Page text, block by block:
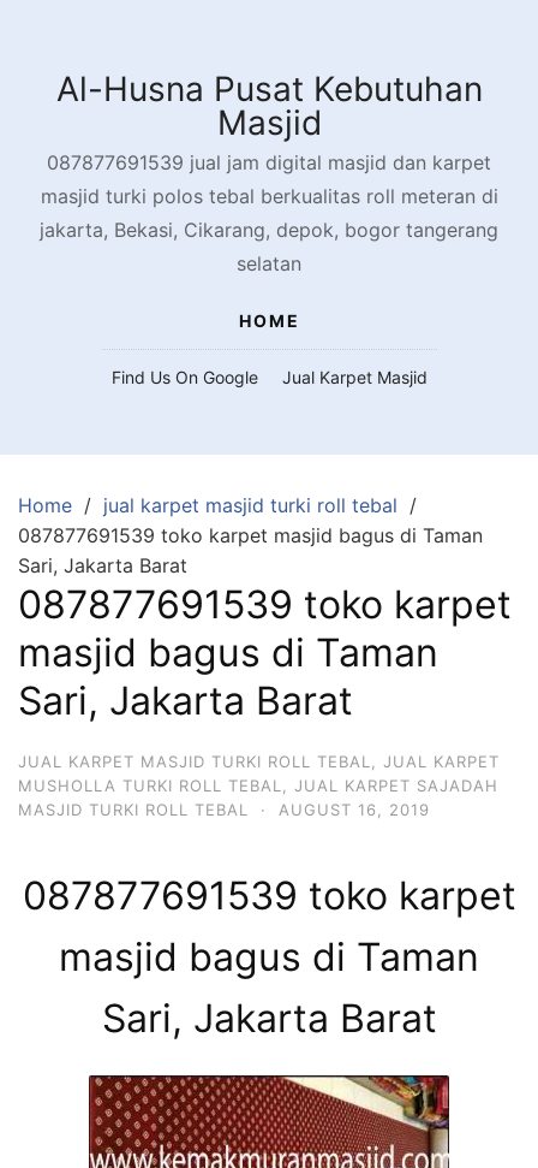
contentAl-Husna Pusat Kebutuhan
Masjid
087877691539 jual jam digital masjid dan karpet
masjid turki polos tebal berkualitas roll meteran di
jakarta, Bekasi, Cikarang, depok, bogor tangerang
selatan
HOME
Find Us On Google Jual Karpet Masjid
Home
jual karpet masjid turki roll tebal
087877691539 toko karpet masjid bagus di Taman
Sari, Jakarta Barat
087877691539 toko karpet
masjid bagus di Taman
Sari, Jakarta Barat
JUAL KARPET MASJID TURKI ROLL TEBAL
JUAL KARPET
MUSHOLLA TURKI ROLL TEBAL
JUAL KARPET SAJADAH
MASJID TURKI ROLL TEBAL
· AUGUST 16, 2019
087877691539 toko karpet
masjid bagus di Taman
Sari, Jakarta Barat